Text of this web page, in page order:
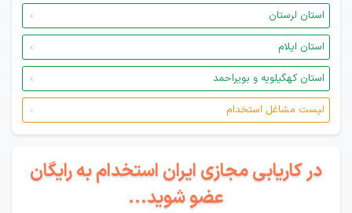
استان لرستان
استان ایلام
استان کهگیلویه و بویراحمد
لیست مشاغل استخدام
در کاریابی مجازی ایران استخدام به رایگان
عضو شوید...